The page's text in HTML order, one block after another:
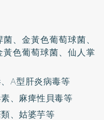
、金黃色葡萄球菌、
色葡萄球菌、仙人掌
A型肝炎病毒等
、麻痺性貝毒等
、姑婆芋等